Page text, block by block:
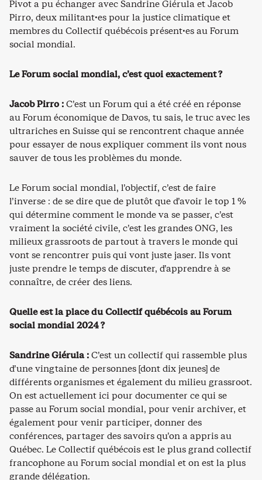
Pivot a pu échanger avec Sandrine Giérula et Jacob
Pirro, deux militant·es pour la justice climatique et
membres du Collectif québécois présent·es au Forum
social mondial.
Le Forum social mondial, c’est quoi exactement ?
Jacob Pirro :C’est un Forum qui a été créé en réponse
au Forum économique de Davos, tu sais, le truc avec les
ultrariches en Suisse qui se rencontrent chaque année
pour essayer de nous expliquer comment ils vont nous
sauver de tous les problèmes du monde.
Le Forum social mondial, l’objectif, c’est de faire
l’inverse : de se dire que de plutôt que d’avoir le top 1 %
qui détermine comment le monde va se passer, c’est
vraiment la société civile, c’est les grandes ONG, les
milieux grassroots de partout à travers le monde qui
vont se rencontrer puis qui vont juste jaser. Ils vont
juste prendre le temps de discuter, d’apprendre à se
connaître, de créer des liens.
Quelle est la place du Collectif québécois au Forum
social mondial 2024 ?
Sandrine Giérula :C’est un collectif qui rassemble plus
d’une vingtaine de personnes [dont dix jeunes] de
différents organismes et également du milieu grassroot.
On est actuellement ici pour documenter ce qui se
passe au Forum social mondial, pour venir archiver, et
également pour venir participer, donner des
conférences, partager des savoirs qu’on a appris au
Québec. Le Collectif québécois est le plus grand collectif
francophone au Forum social mondial et on est la plus
grande délégation.